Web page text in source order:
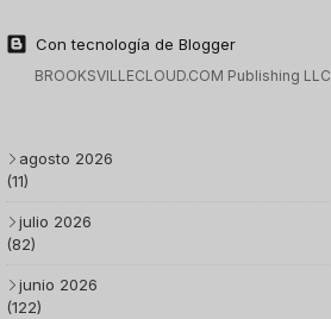
Con tecnología de Blogger
BROOKSVILLECLOUD.COM Publishing LLC
agosto 2026
(11)
julio 2026
(82)
junio 2026
(122)